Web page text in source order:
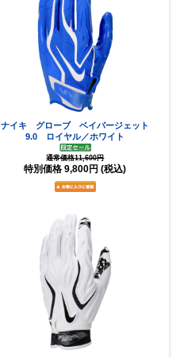
ナイキ グローブ ベイパージェット
9.0 ロイヤル／ホワイト
通常価格11,600円
特別価格 9,800円 (税込)